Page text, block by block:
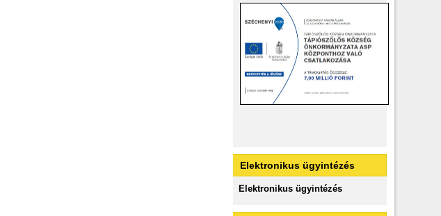
Elektronikus ügyintézés
Elektronikus ügyintézés